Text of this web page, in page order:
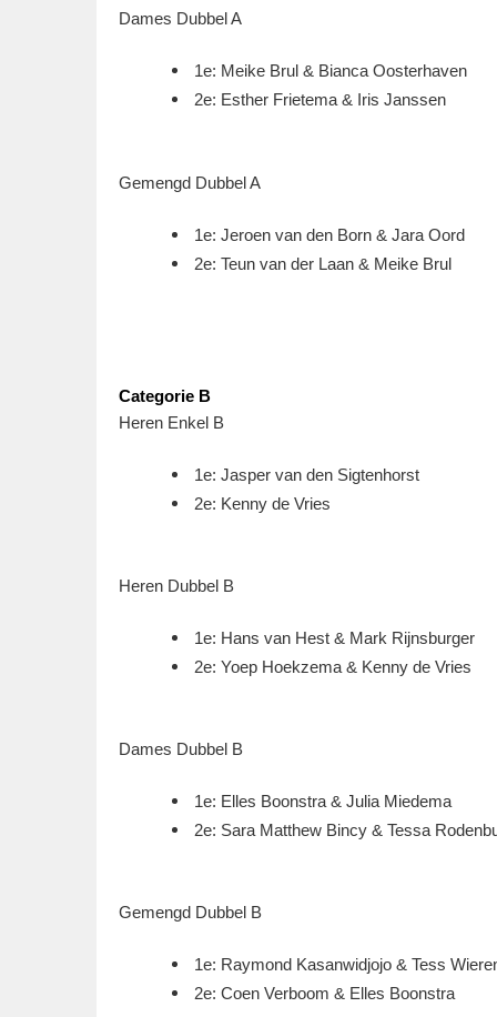
Dames Dubbel A
1e: Meike Brul & Bianca Oosterhaven
2e: Esther Frietema & Iris Janssen
Gemengd Dubbel A
1e: Jeroen van den Born & Jara Oord
2e: Teun van der Laan & Meike Brul
Categorie B
Heren Enkel B
1e: Jasper van den Sigtenhorst
2e: Kenny de Vries
Heren Dubbel B
1e: Hans van Hest & Mark Rijnsburger
2e: Yoep Hoekzema & Kenny de Vries
Dames Dubbel B
1e: Elles Boonstra & Julia Miedema
2e: Sara Matthew Bincy & Tessa
Gemengd Dubbel B
1e: Raymond Kasanwidjojo & Tess
2e: Coen Verboom & Elles Boonstra